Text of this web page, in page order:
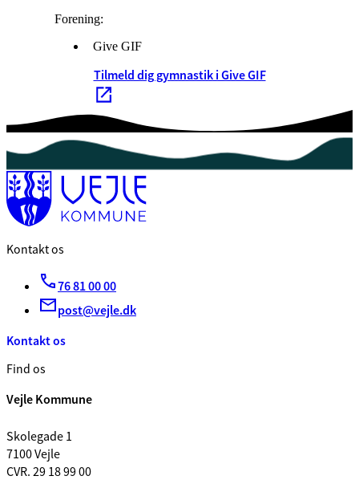
Forening:
Give GIF
Tilmeld dig gymnastik i Give GIF
Kontakt os
76 81 00 00
post@vejle.dk
Kontakt os
Find os
Vejle Kommune
Skolegade 1
7100 Vejle
CVR. 29 18 99 00